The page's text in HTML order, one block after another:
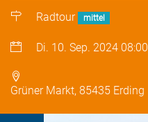
Radtour mittel
Di. 10. Sep. 2024 08:00
Grüner Markt, 85435 Erding